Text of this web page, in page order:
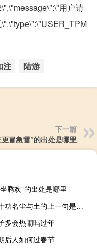
用户请
注 陆游
下一篇
更冒急雪”的出处是哪里
腾欢”的出处是哪里
三十功名尘与土的上一句是什么
多会热闹吗过年
后人如何过春节